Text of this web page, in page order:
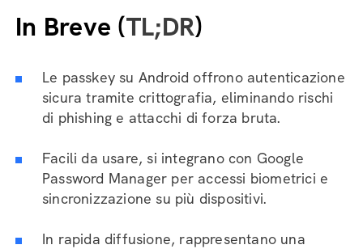
In Breve (TL;DR)
Le passkey su Android offrono autenticazione
sicura tramite crittografia, eliminando rischi
di phishing e attacchi di forza bruta.
Facili da usare, si integrano con Google
Password Manager per accessi biometrici e
sincronizzazione su più dispositivi.
In rapida diffusione, rappresentano una